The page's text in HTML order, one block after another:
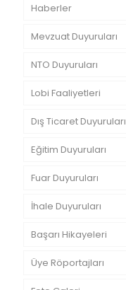
Haberler
Mevzuat Duyuruları
NTO Duyuruları
Lobi Faaliyetleri
Dış Ticaret Duyuruları
Eğitim Duyuruları
Fuar Duyuruları
İhale Duyuruları
Başarı Hikayeleri
Üye Röportajları